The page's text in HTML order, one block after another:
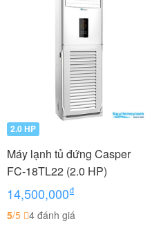
2.0 HP
Máy lạnh tủ đứng Casper
FC-18TL22 (2.0 HP)
14,500,000₫
5/5 4 đánh giá